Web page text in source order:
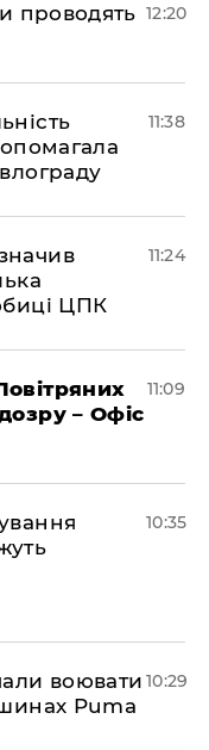
проводять 12:20
11:38
ЦПК
11:24
– Офіс
11:09
10:35
воювати
Puma
10:29